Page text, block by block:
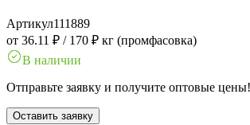
Артикул111889
от 36.11 ₽ / 170 ₽ кг (промфасовка)
В наличии
Отправьте заявку и получите оптовые цены!
Оставить заявку